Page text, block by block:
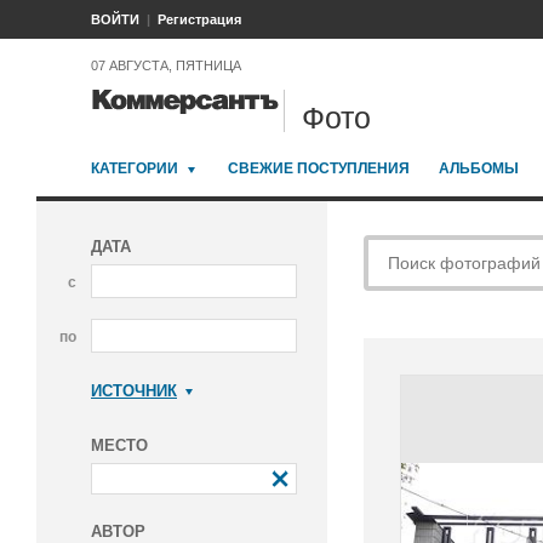
ВОЙТИ Регистрация
07 АВГУСТА, ПЯТНИЦА
Фото
КАТЕГОРИИ СВЕЖИЕ ПОСТУПЛЕНИЯ АЛЬБОМЫ
ДАТА
с
по
ИСТОЧНИК
МЕСТО
АВТОР